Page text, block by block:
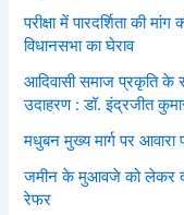
परीक्षा में पारदर्शिता की
विधानसभा का घेराव
आदिवासी समाज प्रकृति के
उदाहरण : डॉ. इंद्रजीत
मधुबन मुख्य मार्ग पर
जमीन के मुआवजे को लेकर
रेफर